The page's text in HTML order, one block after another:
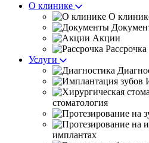
О клинике
О
Акции
Рассрочка
Услуги
стоматология
имплантах